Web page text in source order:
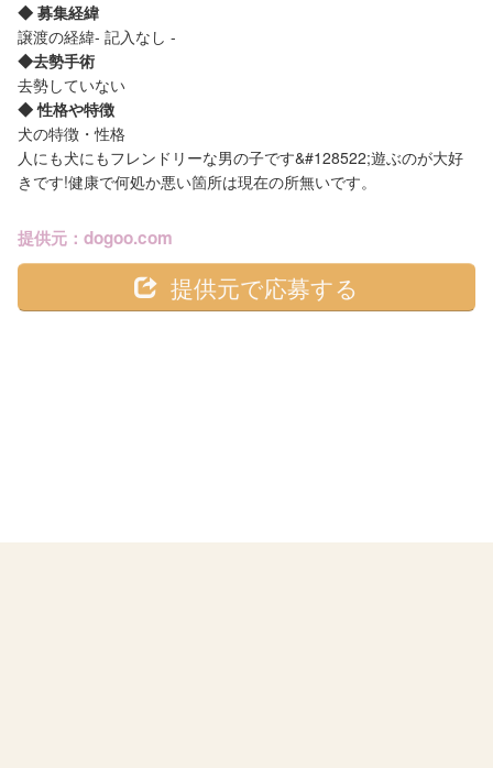
◆ 募集経緯
譲渡の経緯- 記入なし -
◆去勢手術
去勢していない
◆ 性格や特徴
犬の特徴・性格
人にも犬にもフレンドリーな男の子です&#128522;遊ぶのが大好
きです!健康で何処か悪い箇所は現在の所無いです。
提供元：dogoo.com
提供元で応募する